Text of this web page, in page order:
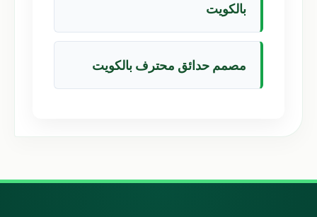
بالكويت
مصمم حدائق محترف بالكويت